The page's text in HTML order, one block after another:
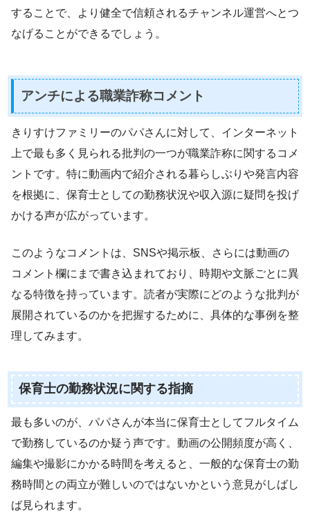
することで、より健全で信頼されるチャンネル運営へとつ
なげることができるでしょう。
アンチによる職業詐称コメント
きりすけファミリーのパパさんに対して、インターネット
上で最も多く見られる批判の一つが職業詐称に関するコメ
ントです。特に動画内で紹介される暮らしぶりや発言内容
を根拠に、保育士としての勤務状況や収入源に疑問を投げ
かける声が広がっています。
このようなコメントは、SNSや掲示板、さらには動画の
コメント欄にまで書き込まれており、時期や文脈ごとに異
なる特徴を持っています。読者が実際にどのような批判が
展開されているのかを把握するために、具体的な事例を整
理してみます。
保育士の勤務状況に関する指摘
最も多いのが、パパさんが本当に保育士としてフルタイム
で勤務しているのか疑う声です。動画の公開頻度が高く、
編集や撮影にかかる時間を考えると、一般的な保育士の勤
務時間との両立が難しいのではないかという意見がしばし
ば見られます。